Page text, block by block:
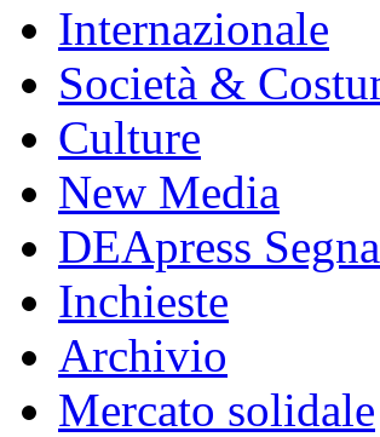
Internazionale
Società &
Culture
New Media
DEApress
Inchieste
Archivio
Mercato solidale